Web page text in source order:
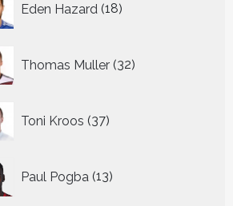
Eden Hazard 18
producten
Thomas Muller 32
producten
Toni Kroos 37
producten
Paul Pogba 13
producten